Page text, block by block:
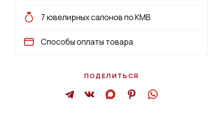
7 ювелирных салонов по КМВ
Способы оплаты товара
ПОДЕЛИТЬСЯ